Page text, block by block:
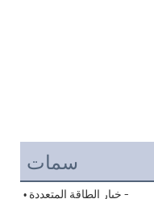
سمات